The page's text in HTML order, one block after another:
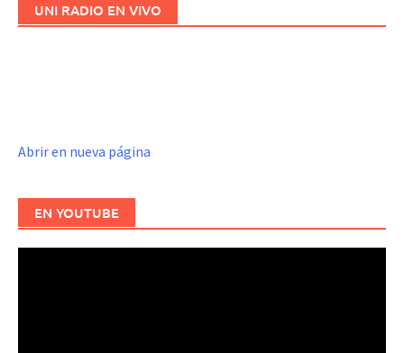
UNI RADIO EN VIVO
Abrir en nueva página
EN YOUTUBE